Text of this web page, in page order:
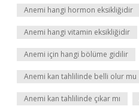
Anemi hangi hormon eksikliğidir
Anemi hangi vitamin eksikliğidir
Anemi için hangi bölüme gidilir
Anemi kan tahlilinde belli olur mu
Anemi kan tahlilinde çıkar mı